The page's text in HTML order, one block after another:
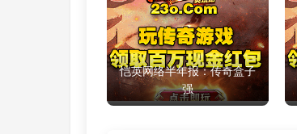
恺英网络半年报：传奇盒子
强